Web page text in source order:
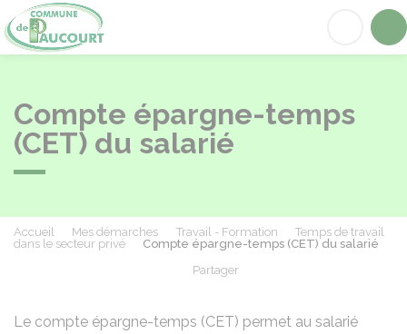
Compte épargne-temps
(CET) du salarié
Accueil Mes démarches Travail - Formation
Temps de travail
dans le secteur privé
Compte épargne-temps (CET) du salarié
Partager
Le compte épargne-temps (CET) permet au salarié